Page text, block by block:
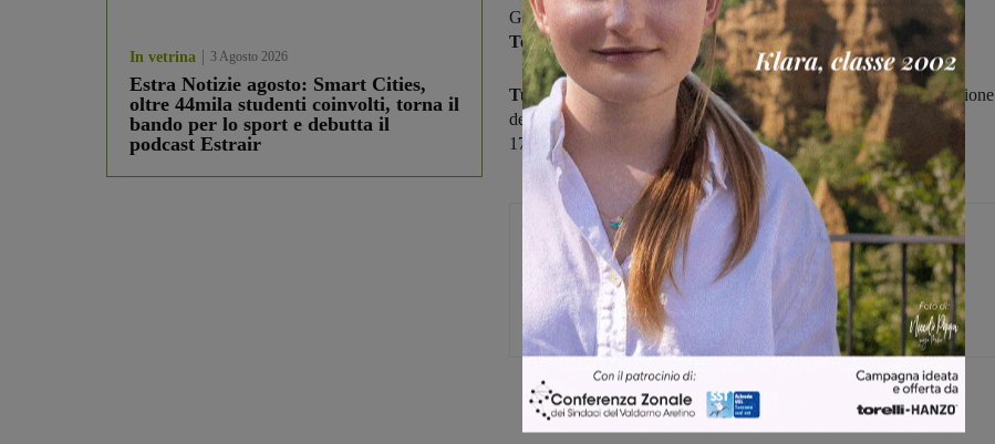
In vetrina 3 Agosto 2026
Estra Notizie agosto: Smart Cities,
oltre 44mila studenti coinvolti, torna il
bando per lo sport e debutta il
podcast Estrair
Gli incontri proseguiranno poi con una scrittrice romana, Nadia
Terranova, vincitrice di diversi riconoscimenti.
Tutti gli incontri si svolgeranno di venerdì alle 18.30,ad eccezione
dell'appuntamento con la Terranova, che avrà luogo di sabato alle
17.30. Ultima serata il 13 maggio con Peter Genito.
Agenzia
Share